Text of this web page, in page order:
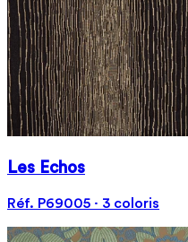
Les Echos
Réf. P69005 · 3 coloris